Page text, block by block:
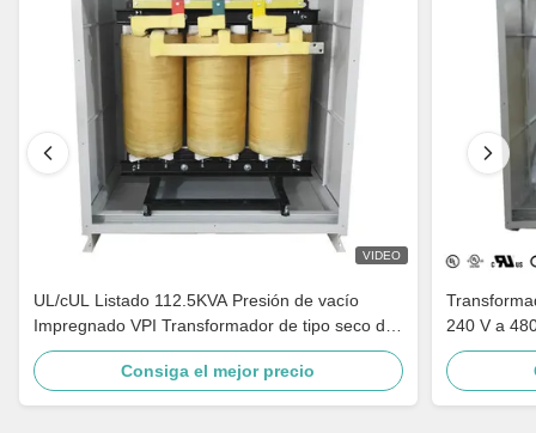
VIDEO
UL/cUL Listado 112.5KVA Presión de vacío
Impregnado VPI Transformador de tipo seco de
240V a 480V Cumple con DOE 2016
Consiga el mejor precio
240 V a
media